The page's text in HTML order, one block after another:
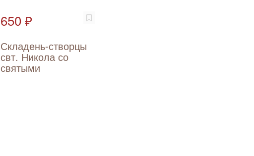
650 ₽
Складень-створцы
свт. Никола со
святыми